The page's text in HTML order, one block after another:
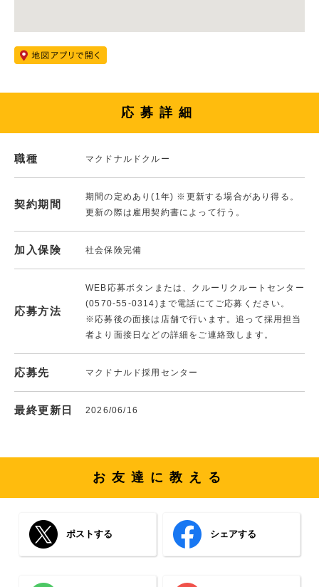
応募詳細
職種 マクドナルドクルー
契約期間
期間の定めあり(1年) ※更新する場合があり得る。
更新の際は雇用契約書によって行う。
加入保険 社会保険完備
応募方法
WEB応募ボタンまたは、クルーリクルートセンター
(0570-55-0314)まで電話にてご応募ください。
※応募後の面接は店舗で行います。追って採用担当
者より面接日などの詳細をご連絡致します。
応募先 マクドナルド採用センター
最終更新日 2026/06/16
お友達に教える
ポストする シェアする